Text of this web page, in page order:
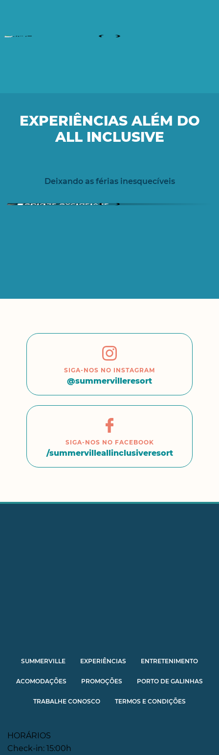
EXPERIÊNCIAS ALÉM DO
ALL INCLUSIVE
Deixando as férias inesquecíveis
Bebidas exclusivas
SIGA-NOS NO INSTAGRAM
@summervilleresort
SIGA-NOS NO FACEBOOK
/summervilleallinclusiveresort
SUMMERVILLE EXPERIÊNCIAS ENTRETENIMENTO
ACOMODAÇÕES PROMOÇÕES PORTO DE GALINHAS
TRABALHE CONOSCO TERMOS E CONDIÇÕES
HORÁRIOS
Check-in: 15:00h